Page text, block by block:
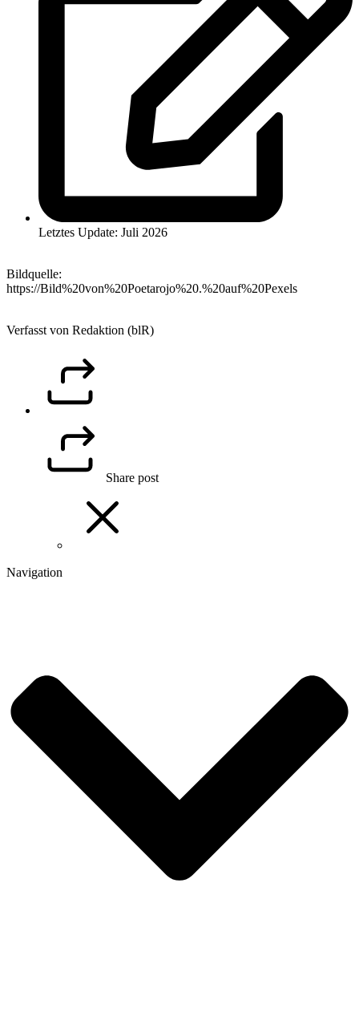
Letztes Update: Juli 2026
Bildquelle:
https://Bild%20von%20Poetarojo%20.%20auf%20Pexels
Verfasst von Redaktion (blR)
Share post
Navigation